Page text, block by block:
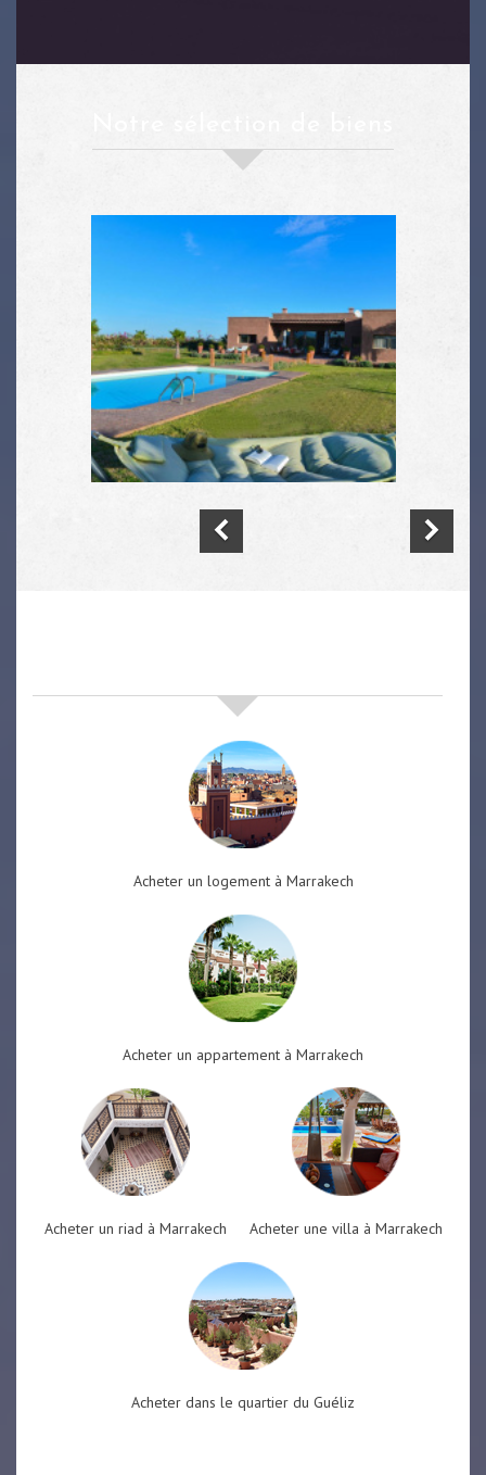
Acheter un logement à Marrakech
Acheter un appartement à Marrakech
Acheter un riad à Marrakech Acheter une villa à Marrakech
Acheter dans le quartier du Guéliz